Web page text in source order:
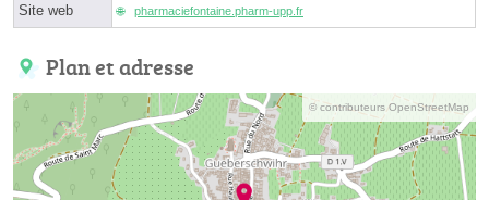
Site web pharmaciefontaine.pharm-upp.fr
Plan et adresse
© contributeurs OpenStreetMap